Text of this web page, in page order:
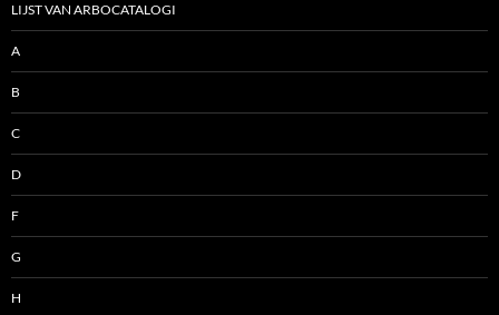
LIJST VAN ARBOCATALOGI
A
B
C
D
F
G
H